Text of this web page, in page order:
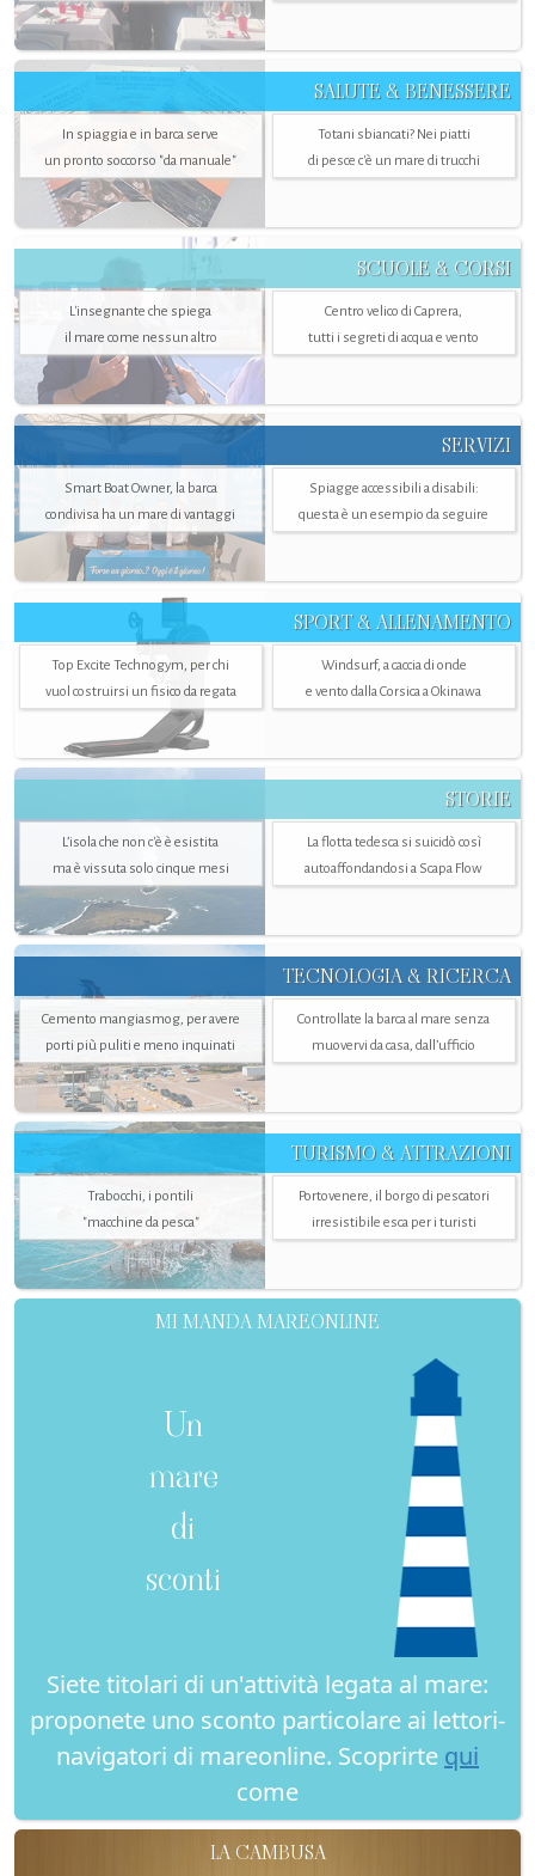
SALUTE & BENESSERE
In spiaggia e in barca serve
un pronto soccorso "da manuale"
Totani sbiancati? Nei piatti
di pesce c'è un mare di trucchi
SCUOLE & CORSI
L'insegnante che spiega
il mare come nessun altro
Centro velico di Caprera,
tutti i segreti di acqua e vento
SERVIZI
Smart Boat Owner, la barca
condivisa ha un mare di vantaggi
Spiagge accessibili a disabili:
questa è un esempio da seguire
SPORT & ALLENAMENTO
Top Excite Technogym, per chi
vuol costruirsi un fisico da regata
Windsurf, a caccia di onde
e vento dalla Corsica a Okinawa
STORIE
L’isola che non c'è è esistita
ma è vissuta solo cinque mesi
La flotta tedesca si suicidò così
autoaffondandosi a Scapa Flow
TECNOLOGIA & RICERCA
Cemento mangiasmog, per avere
porti più puliti e meno inquinati
Controllate la barca al mare senza
muovervi da casa, dall’ufficio
TURISMO & ATTRAZIONI
Trabocchi, i pontili
"macchine da pesca"
Portovenere, il borgo di pescatori
irresistibile esca per i turisti
MI MANDA MAREONLINE
Un
mare
di
sconti
Siete titolari di un'attività legata al mare:
proponete uno sconto particolare ai lettori-
navigatori di mareonline. Scoprirte qui
come
LA CAMBUSA